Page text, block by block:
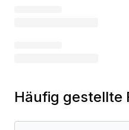
Häufig gestellte